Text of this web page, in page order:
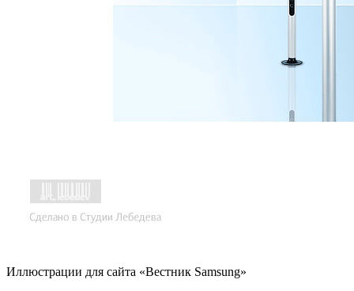
Иллюстрации для сайта «Вестник Samsung»